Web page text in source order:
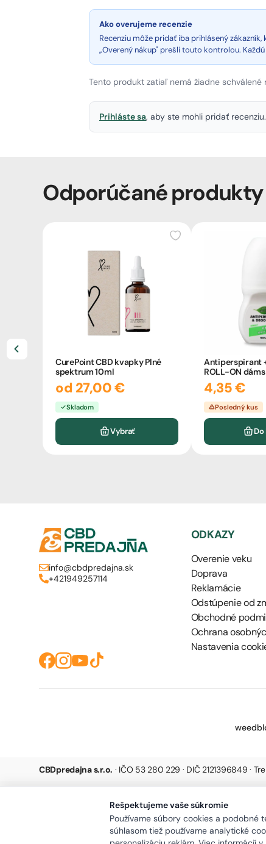
Ako overujeme recenzie
Recenziu môže pridať iba prihlásený
„Overený nákup" prešli touto kontrolou.
Tento produkt zatiaľ nemá žiadne schválené
Prihláste sa, aby ste mohli pridať
Odporúčané produkty
CurePoint CBD kvapky Plné
spektrum 10ml
od 27,00 €
Skladom
Vybrať
Antiperspirant
ROLL-ON
80ml
4,35 €
Posledný kus
Do
info@cbdpredajna.sk
+421949257114
ODKAZY
Overenie veku
Doprava
Reklamácie
Odstúpenie od
Obchodné
Ochrana
Nastavenia
CBDpredajna s.r.o. · IČO 53 280 229 · DIČ 2121396849 ·
Rešpektujeme vaše súkromie
Používame súbory cookies a podobné
súhlasom tiež používame analytické